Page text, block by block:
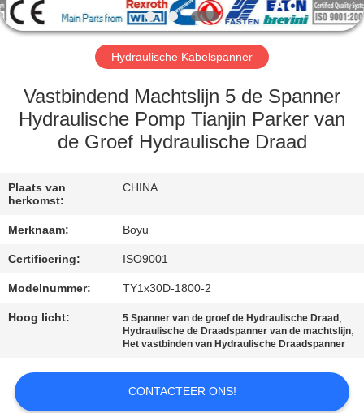
FABRIEKSREIS
KWALITEITSCONTROLE
CONTACTEER
VERZOEK
OM EEN
CITAAT
SITEMAP
Hydraulische Kabelspanner
Vastbindend Machtslijn 5 de Spanner
Hydraulische Pomp Tianjin Parker van
de Groef Hydraulische Draad
Plaats van
herkomst:
CHINA
Merknaam: Boyu
Certificering: ISO9001
Modelnummer: TY1x30D-1800-2
Hoog licht: 5 Spanner van de groef de Hydraulische Draad ,
Hydraulische de Draadspanner van de machtslijn,
Het vastbinden van Hydraulische Draadspanner
CONTACTEER ONS!